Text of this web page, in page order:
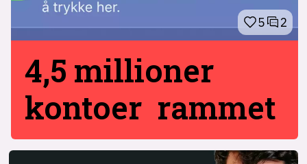
5 2
4,5 millioner
kontoer rammet